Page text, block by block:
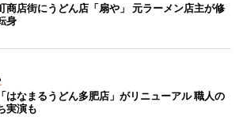
商店街にうどん店「扇や」 元ラーメン店主が修
身
はなまるうどん多肥店」がリニューアル 職人の
実演も